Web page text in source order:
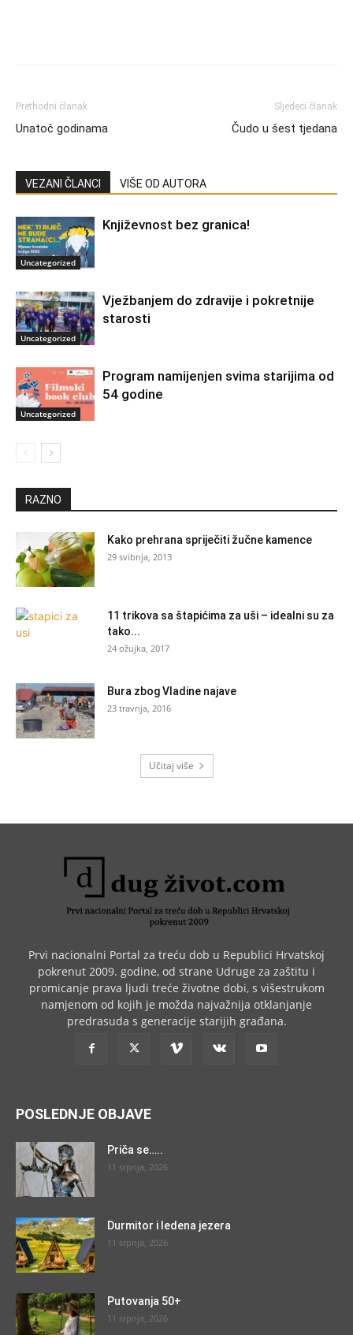
Prethodni članak
Unatoč godinama
Sljedeći članak
Čudo u šest tjedana
VEZANI ČLANCI VIŠE OD AUTORA
Uncategorized
Književnost bez granica!
Uncategorized
Vježbanjem do zdravije i pokretnije
starosti
Uncategorized
Program namijenjen svima starijima od
54 godine
RAZNO
Kako prehrana spriječiti žučne kamence
29 svibnja, 2013
11 trikova sa štapićima za uši – idealni su za
tako...
24 ožujka, 2017
Bura zbog Vladine najave
23 travnja, 2016
Učitaj više
Prvi nacionalni Portal za treću dob u Republici Hrvatskoj
pokrenut 2009. godine, od strane Udruge za zaštitu i
promicanje prava ljudi treće životne dobi, s višestrukom
namjenom od kojih je možda najvažnija otklanjanje
predrasuda s generacije starijih građana.
POSLEDNJE OBJAVE
Priča se…..
11 srpnja, 2026
Durmitor i ledena jezera
11 srpnja, 2026
Putovanja 50+
11 srpnja, 2026